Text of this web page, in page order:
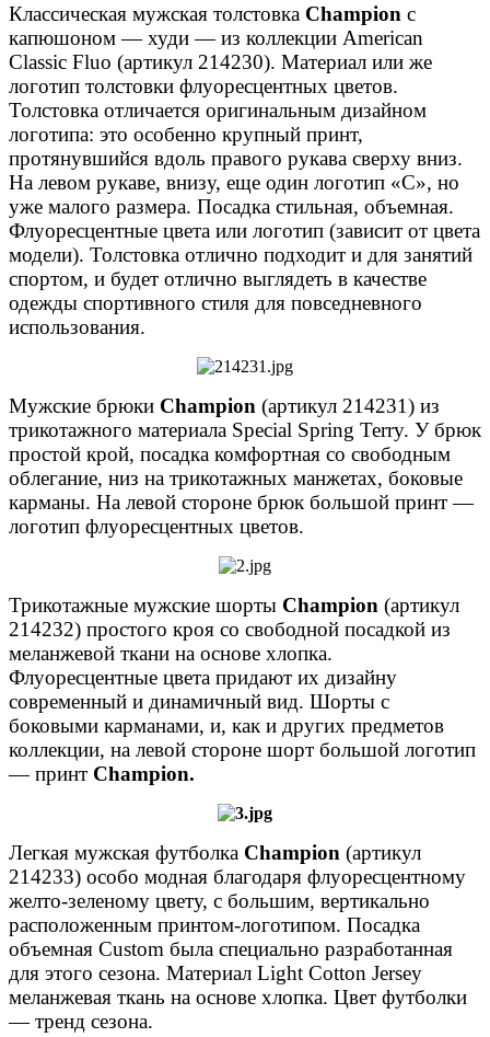
Классическая мужская толстовка Champion с
капюшоном — худи — из коллекции American
Classic Fluo (артикул 214230). Материал или же
логотип толстовки флуоресцентных цветов.
Толстовка отличается оригинальным дизайном
логотипа: это особенно крупный принт,
протянувшийся вдоль правого рукава сверху вниз.
На левом рукаве, внизу, еще один логотип «С», но
уже малого размера. Посадка стильная, объемная.
Флуоресцентные цвета или логотип (зависит от цвета
модели). Толстовка отлично подходит и для занятий
спортом, и будет отлично выглядеть в качестве
одежды спортивного стиля для повседневного
использования.
Мужские брюки Champion (артикул 214231) из
трикотажного материала Special Spring Terry. У брюк
простой крой, посадка комфортная со свободным
облегание, низ на трикотажных манжетах, боковые
карманы. На левой стороне брюк большой принт —
логотип флуоресцентных цветов.
Трикотажные мужские шорты Champion (артикул
214232) простого кроя со свободной посадкой из
меланжевой ткани на основе хлопка.
Флуоресцентные цвета придают их дизайну
современный и динамичный вид. Шорты с
боковыми карманами, и, как и других предметов
коллекции, на левой стороне шорт большой логотип
— принт Champion.
Легкая мужская футболка Champion (артикул
214233) особо модная благодаря флуоресцентному
желто-зеленому цвету, с большим, вертикально
расположенным принтом-логотипом. Посадка
объемная Custom была специально разработанная
для этого сезона. Материал Light Cotton Jersey
меланжевая ткань на основе хлопка. Цвет футболки
— тренд сезона.